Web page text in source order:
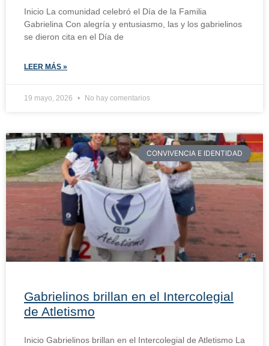
Inicio La comunidad celebró el Día de la Familia
Gabrielina Con alegría y entusiasmo, las y los gabrielinos
se dieron cita en el Día de
LEER MÁS »
19 mayo, 2026 No hay comentarios
CONVIVENCIA E IDENTIDAD
Gabrielinos brillan en el Intercolegial
de Atletismo
Inicio Gabrielinos brillan en el Intercolegial de Atletismo La